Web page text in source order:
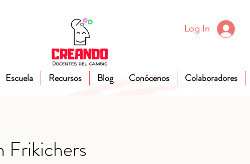
Log In
Escuela Recursos Blog Conócenos Colaboradores
Frikichers